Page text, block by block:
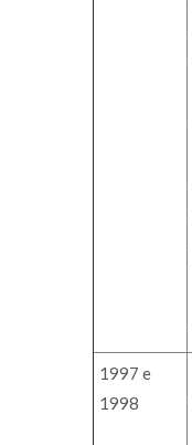
1997 e
1998